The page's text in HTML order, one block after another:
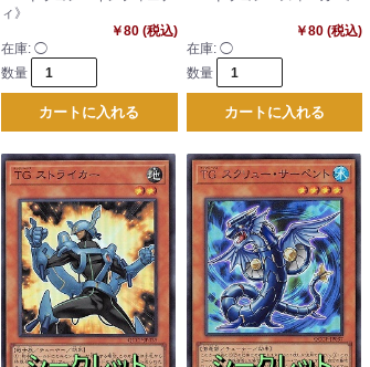
ィ》
￥80 (税込)
在庫:◯
数量
カートに入れる
￥80 (税込)
在庫: ◯
数量
カートに入れる